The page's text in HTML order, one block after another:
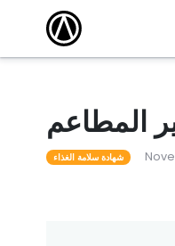
التي
المطاعم
شهادة سلامة الغذاء